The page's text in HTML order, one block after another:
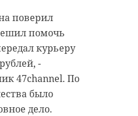
поверил
помочь
курьеру
-
47channel. По
было
дело.
команд и
гольфу. А
на поле
первенства
региона.
мероприятия
девочке
было
дело.
по